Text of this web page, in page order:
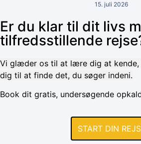
15. juli 2026
Er du klar til dit livs
tilfredsstillende
Vi glæder os til at lære dig at
dig til at finde det, du søger indeni.
Book dit gratis, undersøgende
START DIN